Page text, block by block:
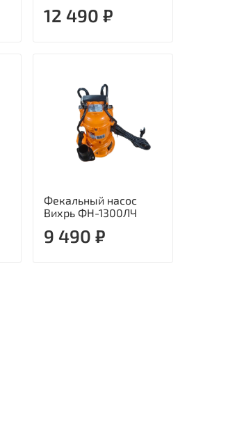
12 490 ₽
Фекальный насос
Вихрь ФН-1300ЛЧ
9 490 ₽